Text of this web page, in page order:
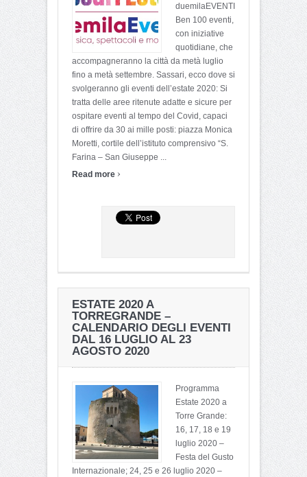
duemilaEVENTI
Ben 100 eventi,
con iniziative
quotidiane, che
accompagneranno la città da metà luglio
fino a metà settembre. Sassari, ecco dove si
svolgeranno gli eventi dell’estate 2020: Si
tratta delle aree ritenute adatte e sicure per
ospitare eventi al tempo del Covid, capaci
di offrire da 30 ai mille posti: piazza Monica
Moretti, cortile dell’istituto comprensivo “S.
Farina – San Giuseppe ...
Read more ›
ESTATE 2020 A
TORREGRANDE –
CALENDARIO DEGLI EVENTI
DAL 16 LUGLIO AL 23
AGOSTO 2020
Programma
Estate 2020 a
Torre Grande:
16, 17, 18 e 19
luglio 2020 –
Festa del Gusto
Internazionale; 24, 25 e 26 luglio 2020 –